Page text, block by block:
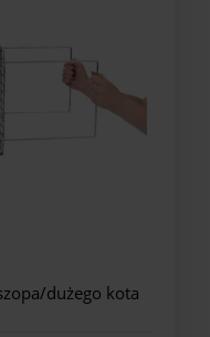
dużego kota